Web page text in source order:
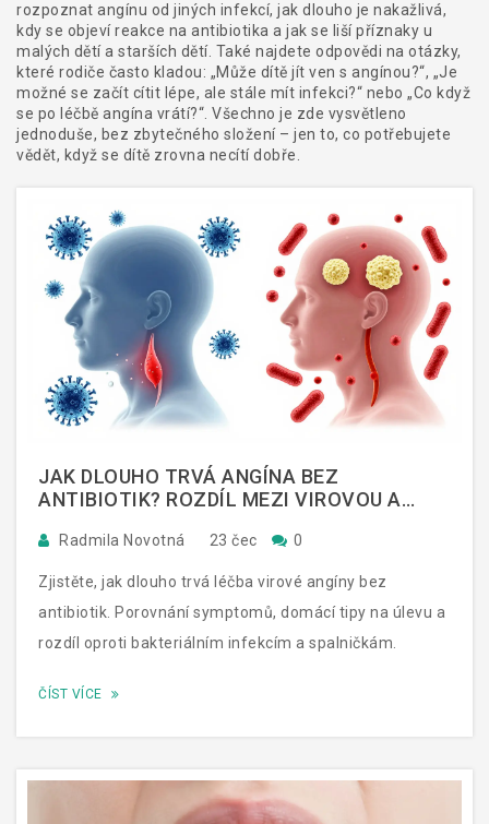
rozpoznat angínu od jiných infekcí, jak dlouho je nakažlivá,
kdy se objeví reakce na antibiotika a jak se liší příznaky u
malých dětí a starších dětí. Také najdete odpovědi na otázky,
které rodiče často kladou: „Může dítě jít ven s angínou?“, „Je
možné se začít cítit lépe, ale stále mít infekci?“ nebo „Co když
se po léčbě angína vrátí?“. Všechno je zde vysvětleno
jednoduše, bez zbytečného složení – jen to, co potřebujete
vědět, když se dítě zrovna necítí dobře.
JAK DLOUHO TRVÁ ANGÍNA BEZ
ANTIBIOTIK? ROZDÍL MEZI VIROVOU A
Radmila Novotná 23 čec 0
Zjistěte, jak dlouho trvá léčba virové angíny bez
antibiotik. Porovnání symptomů, domácí tipy na úlevu a
rozdíl oproti bakteriálním infekcím a spalničkám.
ČÍST VÍCE